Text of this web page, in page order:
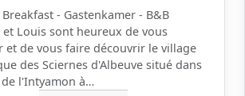
- Gastenkamer - B&B
et Louis sont heureux de vous
et de vous faire découvrir le village
des Sciernes d'Albeuve situé dans
de l'Intyamon à…